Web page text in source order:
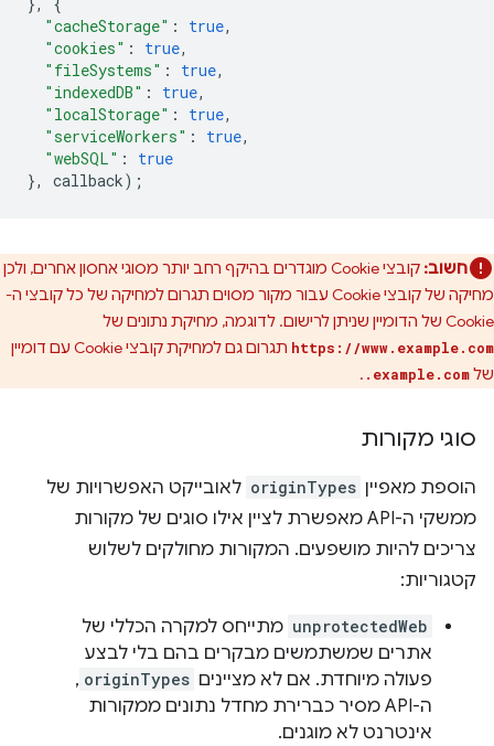
"cacheStorage" : true,
"cookies" : true,
"fileSystems" : true,
"indexedDB" : true,
"localStorage" : true,
"serviceWorkers" : true,
"webSQL" :
true
},
callback);
חשוב:
קובצי Cookie מוגדרים בהיקף רחב יותר מסוגי אחסון אחרים, ולכן
מחיקה של קובצי Cookie עבור מקור מסוים תגרום למחיקה של כל קובצי ה-
Cookie של הדומיין שניתן לרישום. לדוגמה, מחיקת נתונים של
https://www.example.com
תגרום גם למחיקת קובצי Cookie עם דומיין
של.example.com
.
סוגי מקורות
הוספת מאפיין originTypes לאובייקט האפשרויות של
ממשקי ה-API מאפשרת לציין אילו סוגים של מקורות
צריכים להיות מושפעים. המקורות מחולקים לשלוש
קטגוריות:
unprotectedWeb מתייחס למקרה הכללי של
אתרים שמשתמשים מבקרים בהם בלי לבצע
פעולה מיוחדת. אם לא מציינים originTypes
,
ה-API מסיר כברירת מחדל נתונים ממקורות
אינטרנט לא מוגנים.